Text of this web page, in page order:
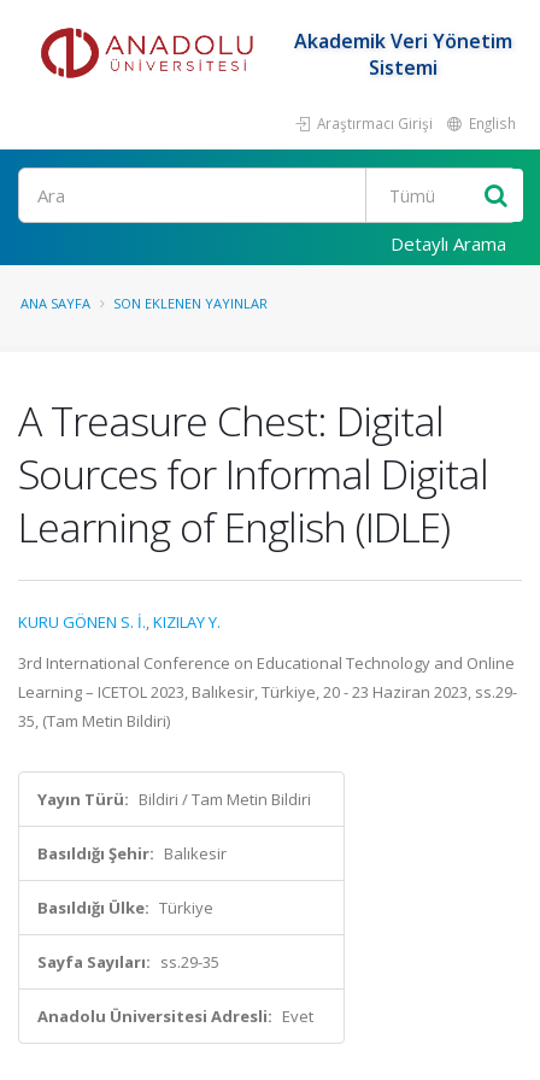
Akademik Veri Yönetim
Sistemi
Araştırmacı Girişi English
Ara
Detaylı Arama
ANA SAYFA SON EKLENEN YAYINLAR
A Treasure Chest: Digital
Sources for Informal Digital
Learning of English (IDLE)
KURU GÖNEN S. İ.,KIZILAY Y.
3rd International Conference on Educational Technology and Online
Learning – ICETOL 2023, Balıkesir, Türkiye, 20 - 23 Haziran 2023, ss.29-
35, (Tam Metin Bildiri)
Yayın Türü: Bildiri / Tam Metin Bildiri
Basıldığı Şehir: Balıkesir
Basıldığı Ülke: Türkiye
Sayfa Sayıları: ss.29-35
Anadolu Üniversitesi Adresli: Evet